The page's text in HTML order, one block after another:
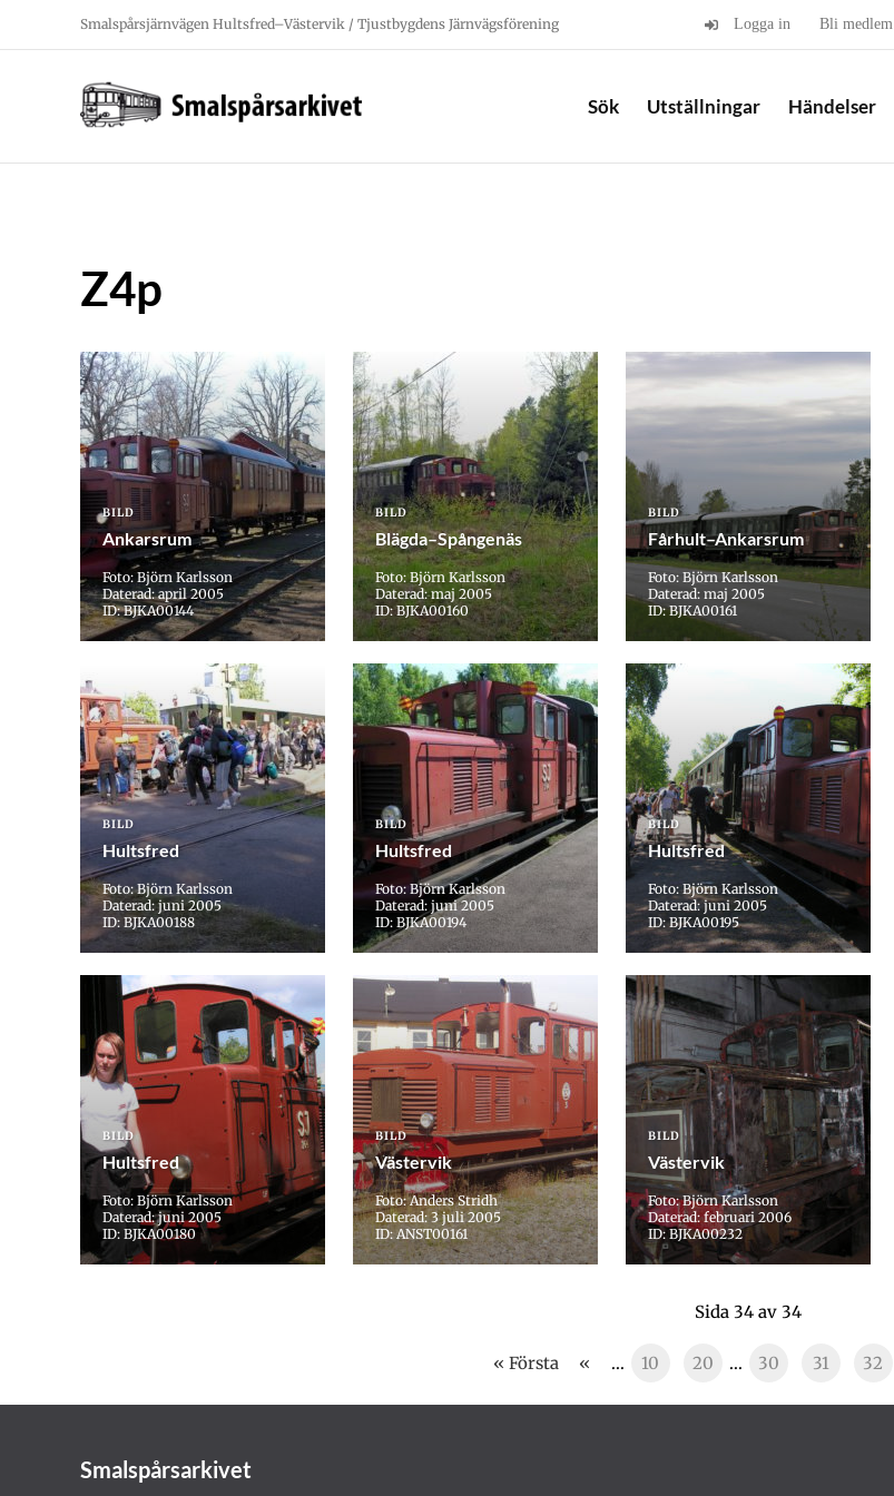
Smalspårsjärnvägen Hultsfred–Västervik / Tjustbygdens Järnvägsförening Logga in Bli medlem
Sök Utställningar Händelser
Z4p
BILD
Ankarsrum
Foto: Björn Karlsson
Daterad: april 2005
ID: BJKA00144
BILD
Blägda–Spångenäs
Foto: Björn Karlsson
Daterad: maj 2005
ID: BJKA00160
BILD
Fårhult–Ankarsrum
Foto: Björn Karlsson
Daterad: maj 2005
ID: BJKA00161
BILD
Hultsfred
Foto: Björn Karlsson
Daterad: juni 2005
ID: BJKA00188
BILD
Hultsfred
Foto: Björn Karlsson
Daterad: juni 2005
ID: BJKA00194
BILD
Hultsfred
Foto: Björn Karlsson
Daterad: juni 2005
ID: BJKA00195
BILD
Hultsfred
Foto: Björn Karlsson
Daterad: juni 2005
ID: BJKA00180
BILD
Västervik
Foto: Anders Stridh
Daterad: 3 juli 2005
ID: ANST00161
BILD
Västervik
Foto: Björn Karlsson
Daterad: februari 2006
ID: BJKA00232
Sida 34 av 34
« Första « ... 10 20 ... 30 31 32
Smalspårsarkivet